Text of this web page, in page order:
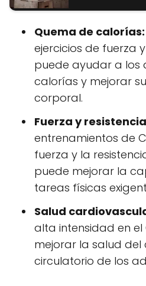
Quema de calorías:
ejercicios de fuerza
puede ayudar a los
calorías y mejorar
corporal.
Fuerza y
entrenamientos de
fuerza y la
puede mejorar la
tareas físicas
Salud
alta intensidad en el
mejorar la salud del
circulatorio de los